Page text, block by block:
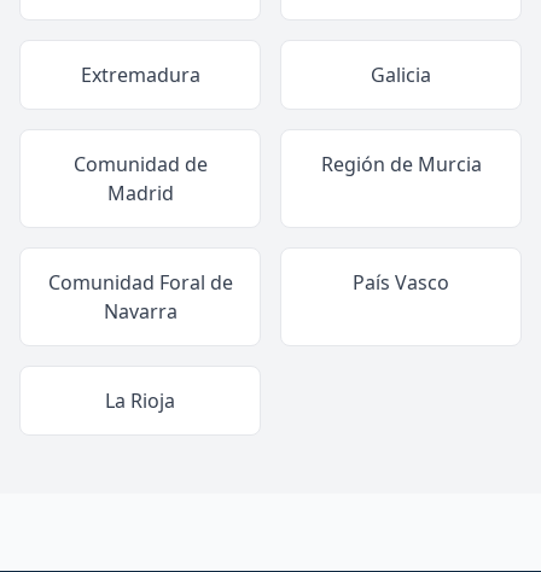
Extremadura Galicia
Comunidad de
Madrid
Región de Murcia
Comunidad Foral de
Navarra
País Vasco
La Rioja